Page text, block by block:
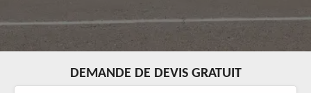
DEMANDE DE DEVIS GRATUIT